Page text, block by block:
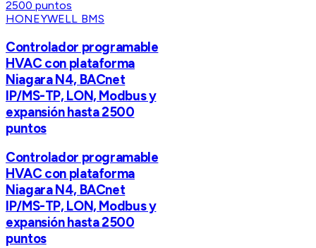
HONEYWELL BMS
Controlador programable
HVAC con plataforma
Niagara N4, BACnet
IP/MS-TP, LON, Modbus y
expansión hasta 2500
puntos
Controlador programable
HVAC con plataforma
Niagara N4, BACnet
IP/MS-TP, LON, Modbus y
expansión hasta 2500
puntos